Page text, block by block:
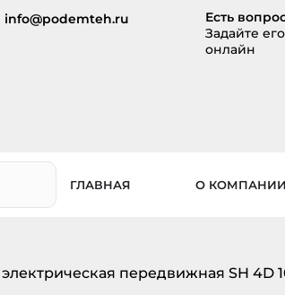
info@podemteh.ru
Есть
Задайте его
онлайн
ГЛАВНАЯ О КОМПАНИИ
передвижная SH 4D